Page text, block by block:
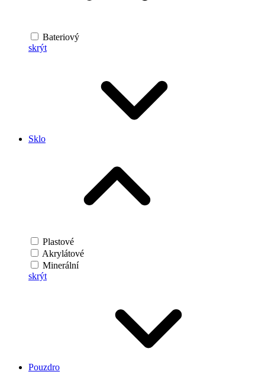
Bateriový
skrýt
Sklo
Plastové
Akrylátové
Minerální
skrýt
Pouzdro